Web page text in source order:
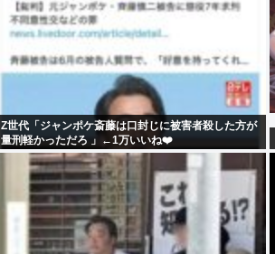
Z世代「ジャンポケ斎藤は口封じに被害者殺した方が
量刑軽かっただろ 」←1万いいね❤️